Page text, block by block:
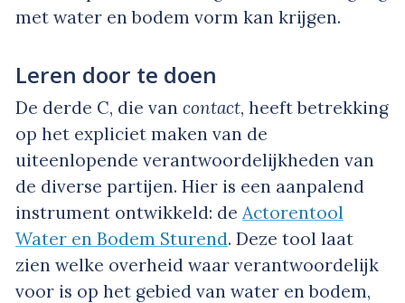
met water en bodem vorm kan krijgen.
Leren door te doen
De derde C, die van contact, heeft betrekking
op het expliciet maken van de
uiteenlopende verantwoordelijkheden van
de diverse partijen. Hier is een aanpalend
instrument ontwikkeld: de Actorentool
Water en Bodem Sturend. Deze tool laat
zien welke overheid waar verantwoordelijk
voor is op het gebied van water en bodem,